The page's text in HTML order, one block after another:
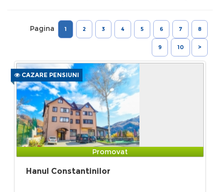
Pagina 1 2 3 4 5 6 7 8
9 10 >
CAZARE PENSIUNI
Promovat
Hanul Constantinilor